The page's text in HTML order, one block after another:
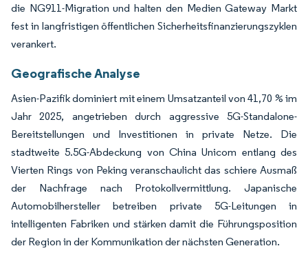
die NG911-Migration und halten den Medien Gateway Markt
fest in langfristigen öffentlichen Sicherheitsfinanzierungszyklen
verankert.
Geografische Analyse
Asien-Pazifik dominiert mit einem Umsatzanteil von 41,70 % im
Jahr 2025, angetrieben durch aggressive 5G-Standalone-
Bereitstellungen und Investitionen in private Netze. Die
stadtweite 5.5G-Abdeckung von China Unicom entlang des
Vierten Rings von Peking veranschaulicht das schiere Ausmaß
der Nachfrage nach Protokollvermittlung. Japanische
Automobilhersteller betreiben private 5G-Leitungen in
intelligenten Fabriken und stärken damit die Führungsposition
der Region in der Kommunikation der nächsten Generation.